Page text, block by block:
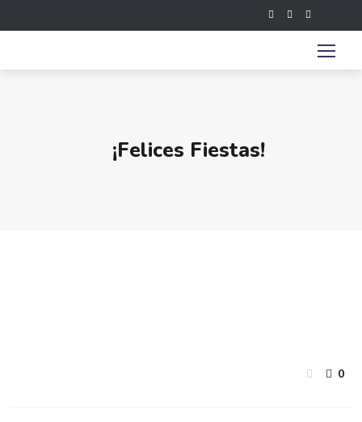
¡Felices Fiestas!
0